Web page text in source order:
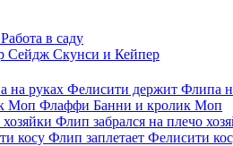
Работа в саду
Сейдж Скунси и Кейпер
Фелисити держит Флипа
Флаффи Банни и кролик Моп
Флип забрался на плечо
Флип заплетает Фелисити